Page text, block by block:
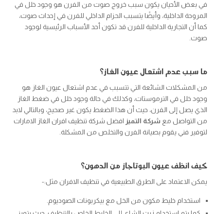
في بعض الأحيان يكون سبب خروج صوت من الفرن هو وجود خلل في
المروحة الداخلية، وأيضًا يتسبب الحزام الداخلي للفرن في إحداث صوت،
كما أن التجارية الداخلية للفرن قد تكون أحد الأسباب الرئيسية لوجود
صوت.
ما سبب عدم اشتعال عيون الغاز؟
من المشكلات الشائعة التي تتسبب في عدم اشتعال عيون الغاز هو
وجود خلل في الترموستات، وكذلك في حالة وجود خلل في ضغط الغاز
الذي يصل إلى الفرن، حيث أن هذا الضغط يكون غير صحيح، وبالتالي لابد
من التواصل مع شركة التميز افضل شركة تنظيف افران الغاز الامارات
لتوفير فني يقوم بصيانة الفرن والتخلص من المشكلة.
كيف انظف عيون البوتاجاز من الدهون؟
يمكن الاعتماد على الطرق الطبيعية في تنظيف الافران مثل:-
استخدام خليط مكون من الخل مع بيكربونات الصوديوم.